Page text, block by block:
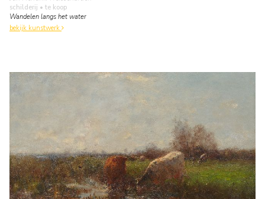
schilderij • te koop
Wandelen langs het water
bekijk kunstwerk